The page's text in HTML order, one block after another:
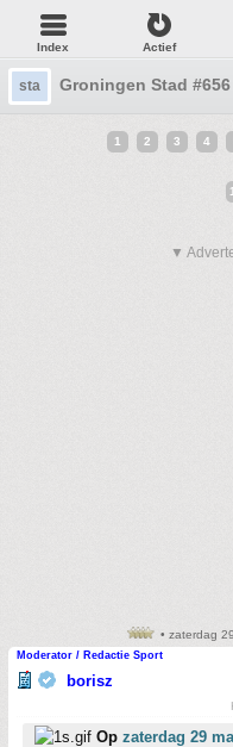
Index Actief
sta Groningen Stad
1 2 3 4
▼
• zaterdag
Moderator / Redactie Sport
borisz
Op zaterdag 29